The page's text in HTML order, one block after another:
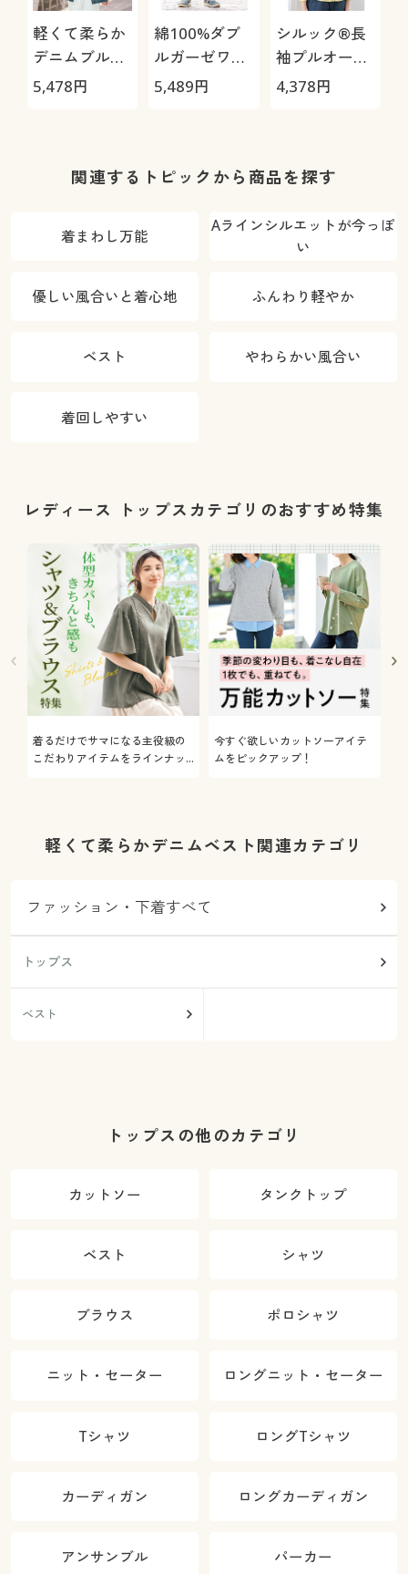
軽くて柔らか
デニムブルゾ
ン
5,478円
綿100%ダブ
ルガーゼワイ
ドパンツ
5,489円
シルック®長
袖プルオーバ
ー
4,378円
関連するトピックから商品を探す
着まわし万能
Aラインシルエットが今っぽ
い
優しい風合いと着心地 ふんわり軽やか
ベスト やわらかい風合い
着回しやすい
レディース トップスカテゴリのおすすめ特集
着るだけでサマになる主役級の
こだわりアイテムをラインナッ
今すぐ欲しいカットソーアイテ
ムをピックアップ！
軽くて柔らかデニムベスト関連カテゴリ
ファッション・下着すべて
トップス
ベスト
トップスの他のカテゴリ
カットソー タンクトップ
ベスト シャツ
ブラウス ポロシャツ
ニット・セーター ロングニット・セーター
Tシャツ ロングTシャツ
カーディガン ロングカーディガン
アンサンブル パーカー